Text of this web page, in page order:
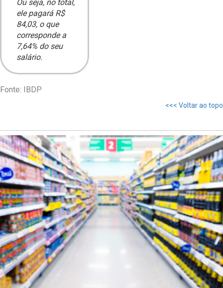
Ou seja, no total,
ele pagará R$
84,03, o que
corresponde a
7,64% do seu
salário.
Fonte: IBDP
<<< Voltar ao topo